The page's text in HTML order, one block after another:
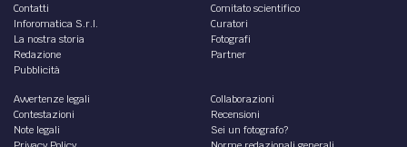
Contatti
Inforomatica S.r.l.
La nostra storia
Redazione
Pubblicità
Comitato scientifico
Curatori
Fotografi
Partner
Avvertenze legali
Contestazioni
Note legali
Collaborazioni
Recensioni
Sei un fotografo?